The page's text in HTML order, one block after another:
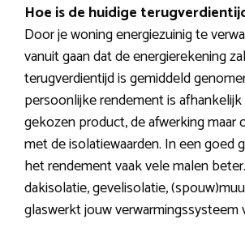
Hoe is de huidige
Door je woning energiezuinig te
vanuit gaan dat de energierekening
terugverdientijd is gemiddeld
persoonlijke rendement is
gekozen product, de afwerking
met de isolatiewaarden. In een goed
het rendement vaak vele malen
dakisolatie, gevelisolatie,
glaswerkt jouw verwarmingssysteem